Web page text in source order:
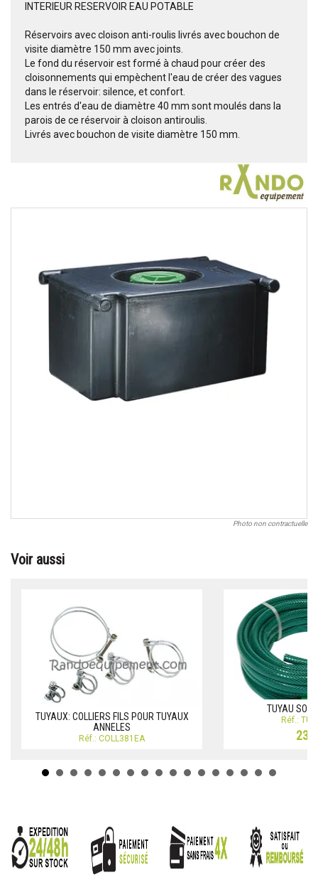
INTERIEUR RESERVOIR EAU POTABLE
Réservoirs avec cloison anti-roulis livrés avec bouchon de
visite diamètre 150 mm avec joints.
Le fond du réservoir est formé à chaud pour créer des
cloisonnements qui empèchent l'eau de créer des vagues
dans le réservoir: silence, et confort.
Les entrés d'eau de diamètre 40 mm sont moulés dans la
parois de ce réservoir à cloison antiroulis.
Livrés avec bouchon de visite diamètre 150 mm.
Photo non contractuelle
Voir aussi
TUYAUX: COLLIERS FILS POUR TUYAUX
ANNELES
Réf.: COLL381EA
TUYAU
Réf.: